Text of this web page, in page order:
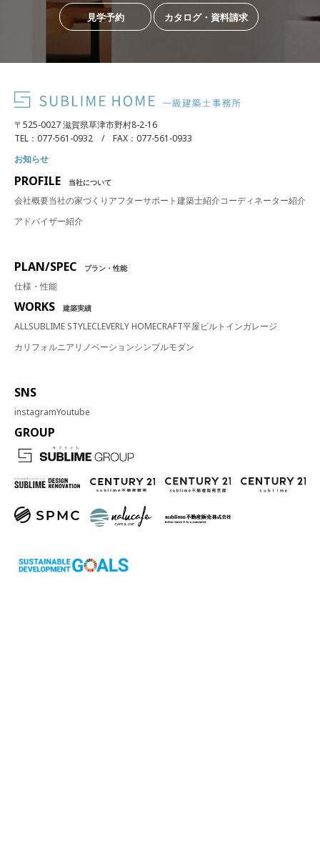
見学予約 カタログ・資料請求
〒525-0027 滋賀県草津市野村8-2-16
TEL：077-561-0932 / FAX：077-561-0933
お知らせ
PROFILE 当社について
会社概要当社の家づくり アフターサポート建築士紹介コーディネーター紹介
アドバイザー紹介
PLAN/SPEC プラン・性能
仕様・性能
WORKS 建築実績
ALLSUBLIME STYLECLEVERLY HOMECRAFT平屋ビルトインガレージ
カリフォルニア リノベーションシンプルモダン
SNS
instagramYoutube
GROUP